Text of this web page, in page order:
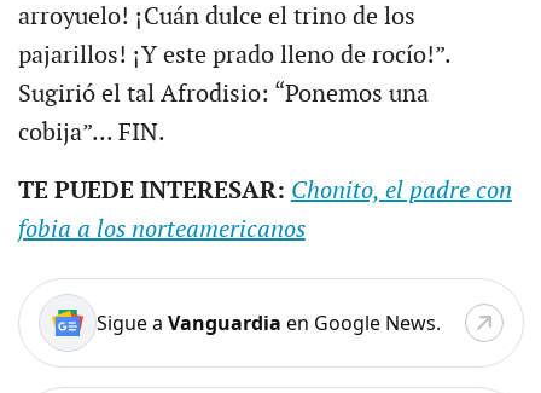
arroyuelo! ¡Cuán dulce el trino de los
pajarillos! ¡Y este prado lleno de rocío!”.
Sugirió el tal Afrodisio: “Ponemos una
cobija”... FIN.
TE PUEDE INTERESAR: Chonito, el padre con
fobia a los norteamericanos
Sigue a Vanguardia en Google News.